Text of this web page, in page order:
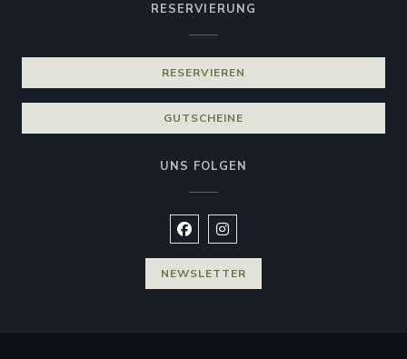
RESERVIERUNG
RESERVIEREN
GUTSCHEINE
UNS FOLGEN
Facebook ((öffnet ein neues
Instagram ((öffnet ein neues
NEWSLETTER